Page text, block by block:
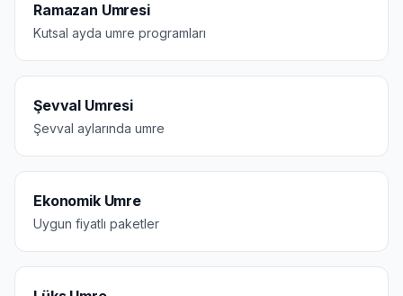
Ramazan Umresi
Kutsal ayda umre programları
Şevval Umresi
Şevval aylarında umre
Ekonomik Umre
Uygun fiyatlı paketler